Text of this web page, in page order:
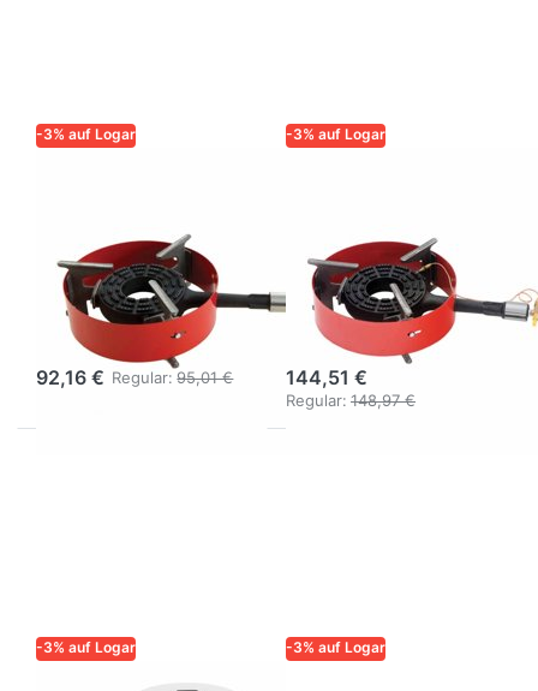
-3% auf Logar
Gasbrenner 8
kW ohne
Zündsicherung,
mit Ring
92,16 € Regular: 95,01 €
-3% auf Logar
Gasbrenner 8
kW mit
Zündsicherung
und Ring
144,51 €
Regular: 148,97 €
-3% auf Logar
LOGAR – QUALITÄT UND
-3% auf Logar